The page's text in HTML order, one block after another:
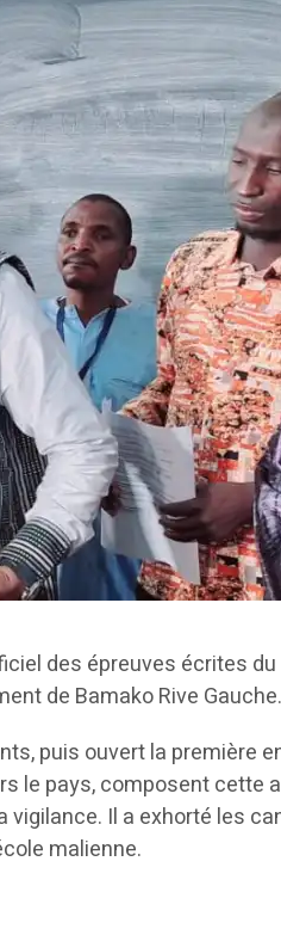
des épreuves écrites
de Bamako Rive Gauche.
puis ouvert la première
le pays, composent cette
vigilance. Il a exhorté les
malienne.